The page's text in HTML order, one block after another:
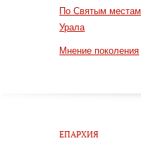
По Святым местам
Урала
Мнение поколения
ЕПАРХИЯ